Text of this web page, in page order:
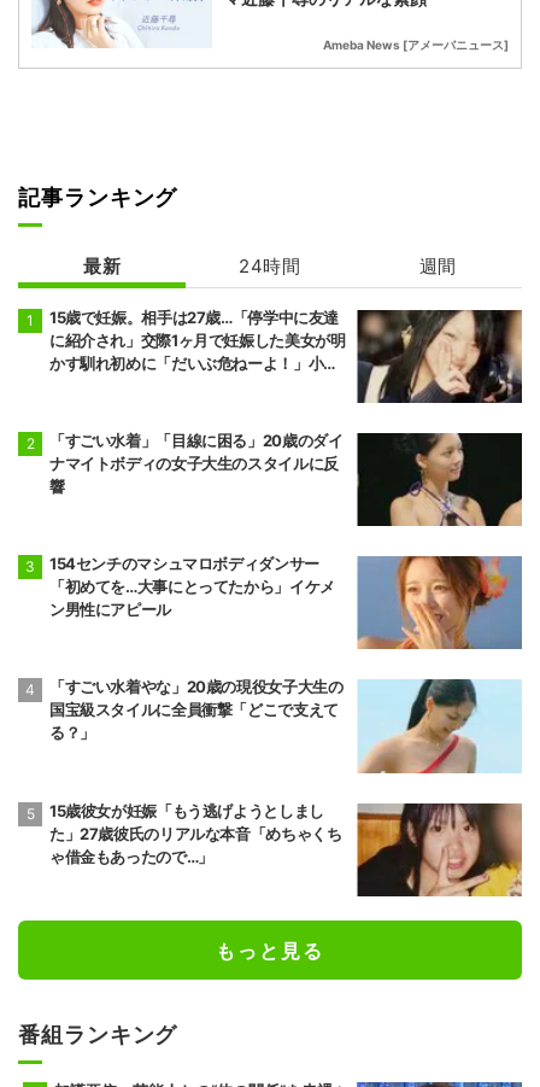
Ameba News [アメーバニュース]
記事ランキング
最新 24時間 週間
15歳で妊娠。相手は27歳…「停学中に友達
に紹介され」交際1ヶ月で妊娠した美女が明
かす馴れ初めに「だいぶ危ねーよ！」小森
「すごい水着」「目線に困る」20歳のダイ
ナマイトボディの女子大生のスタイルに反
響
154センチのマシュマロボディダンサー
「初めてを…大事にとってたから」イケメ
ン男性にアピール
「すごい水着やな」20歳の現役女子大生の
国宝級スタイルに全員衝撃「どこで支えて
る？」
15歳彼女が妊娠「もう逃げようとしまし
た」27歳彼氏のリアルな本音「めちゃくち
ゃ借金もあったので…」
もっと見る
番組ランキング